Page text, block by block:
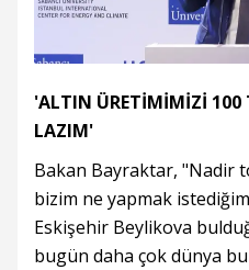
'ALTIN ÜRETİMİMİZİ 100
LAZIM'
Bakan Bayraktar, "Nadir
bizim ne yapmak
Eskişehir Beylikova
bugün daha çok dünya